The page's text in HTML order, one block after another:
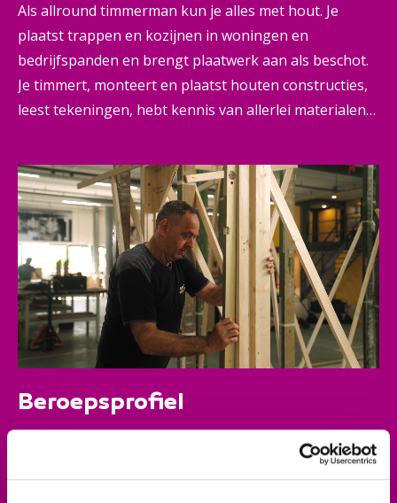
Als allround timmerman kun je alles met hout. Je
plaatst trappen en kozijnen in woningen en
bedrijfspanden en brengt plaatwerk aan als beschot.
Je timmert, monteert en plaatst houten constructies,
leest tekeningen, hebt kennis van allerlei materialen
en werkt daarbij veel samen met andere timmerlieden,
maar ook metselaars en bouwvakkers. Daarin pak je
veel eigen verantwoordelijkheid, maar werk je in
opdracht van een aannemer of uitvoerder.
Beroepsprofiel
Wat jouw ogen zien, kunnen jouw handen maken.
Want je bent handig en hebt snel door hoe dingen